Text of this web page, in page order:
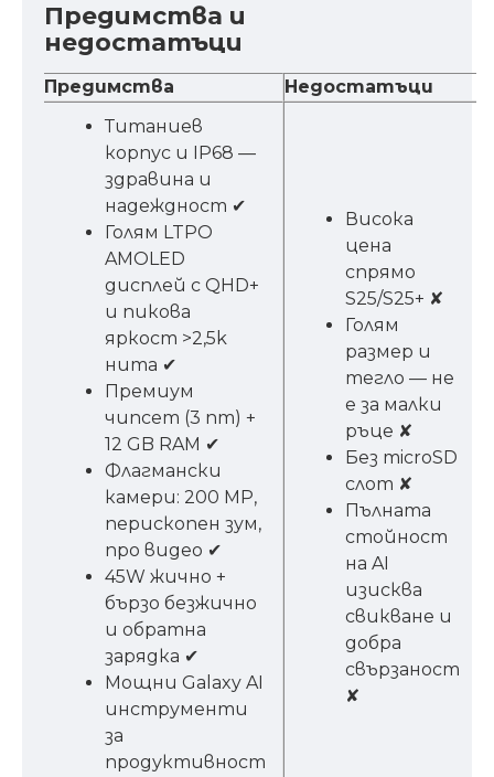
Предимства и
недостатъци
Предимства
Недостатъци
Титаниев
корпус и IP68 —
здравина и
надеждност ✔
Голям LTPO
AMOLED
дисплей с QHD+
и пикова
яркост >2,5k
нита ✔
Премиум
чипсет (3 nm) +
12 GB RAM ✔
Флагмански
камери: 200 MP,
перископен зум,
про видео ✔
45W жично +
бързо безжично
и обратна
зарядка ✔
Мощни Galaxy AI
инструменти
за
продуктивност
Висока
цена
спрямо
S25/S25+ ✘
Голям
размер и
тегло — не
е за малки
ръце ✘
Без microSD
слот ✘
Пълната
стойност
на AI
изисква
свикване и
добра
свързаност
✘